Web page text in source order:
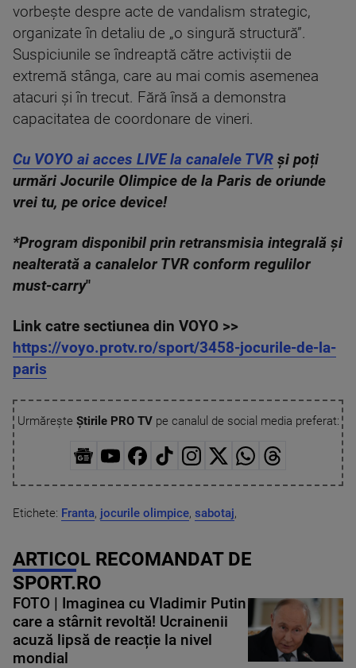
vorbește despre acte de vandalism strategic,
organizate în detaliu de „o singură structură”.
Suspiciunile se îndreaptă către activiștii de
extremă stânga, care au mai comis asemenea
atacuri și în trecut. Fără însă a demonstra
capacitatea de coordonare de vineri.
Cu VOYO ai acces LIVE la canalele TVR și poți
urmări Jocurile Olimpice de la Paris de oriunde
vrei tu, pe orice device!
*Program disponibil prin retransmisia integrală și
nealterată a canalelor TVR conform regulilor
must-carry"
Link catre sectiunea din VOYO >>
https://voyo.protv.ro/sport/3458-jocurile-de-la-
paris
Urmărește Știrile PRO TVpe canalul de social media preferat:
Etichete: Franta, jocurile olimpice, sabotaj,
ARTICOL RECOMANDAT DE
SPORT.RO
FOTO | Imaginea cu Vladimir Putin
care a stârnit revoltă! Ucrainenii
acuză lipsă de reacție la nivel
mondial